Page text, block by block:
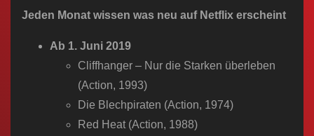
Jeden Monat wissen was neu auf Netflix erscheint
Ab 1. Juni 2019
Cliffhanger – Nur die Starken überleben
(Action, 1993)
Die Blechpiraten (Action, 1974)
Red Heat (Action, 1988)